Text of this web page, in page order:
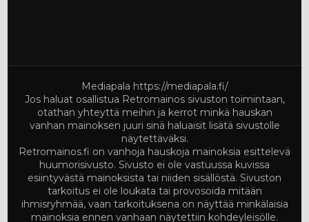
Mediapala https://mediapala.fi/
Jos haluat osallistua Retromainos sivuston toimintaan,
otathan yhteyttä meihin ja kerrot minkä hauskan
vanhan mainoksen juuri sinä haluaisit lisätä sivustolle
näytettäväksi.
Retromainos.fi on vanhoja hauskoja mainoksia esittelevä
huumorisivusto. Sivusto ei ole vastuussa kuvissa
esiintyvästä mainoksista tai niiden sisällöstä. Sivuston
tarkoitus ei ole loukata tai provosoida mitään
ihmisryhmää, vaan tarkoituksena on näyttää minkälaisia
mainoksia ennen vanhaan näytettiin kohdeyleisölle.